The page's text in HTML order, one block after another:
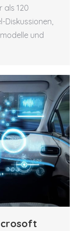
als 120
Diskussionen,
und